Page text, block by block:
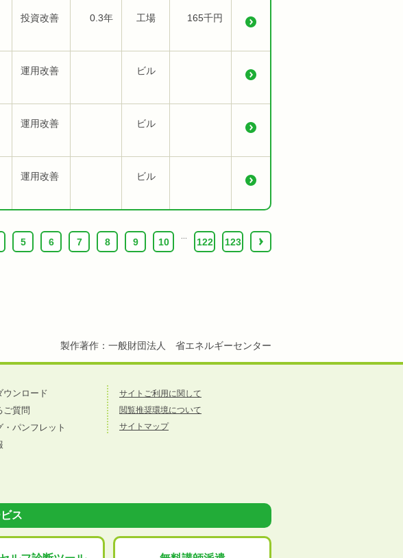
投資改善 0.3年 工場 165千円
運用改善 ビル
運用改善 ビル
運用改善 ビル
5 6 7 8 9 10 122 123 ›
製作著作：一般財団法人 省エネルギーセンター
ウンロード
ご質問
・パンフレット
サイトご利用に関して
閲覧推奨環境について
サイトマップ
ス